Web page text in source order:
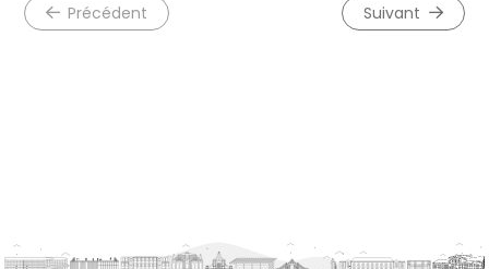
précédent suivant